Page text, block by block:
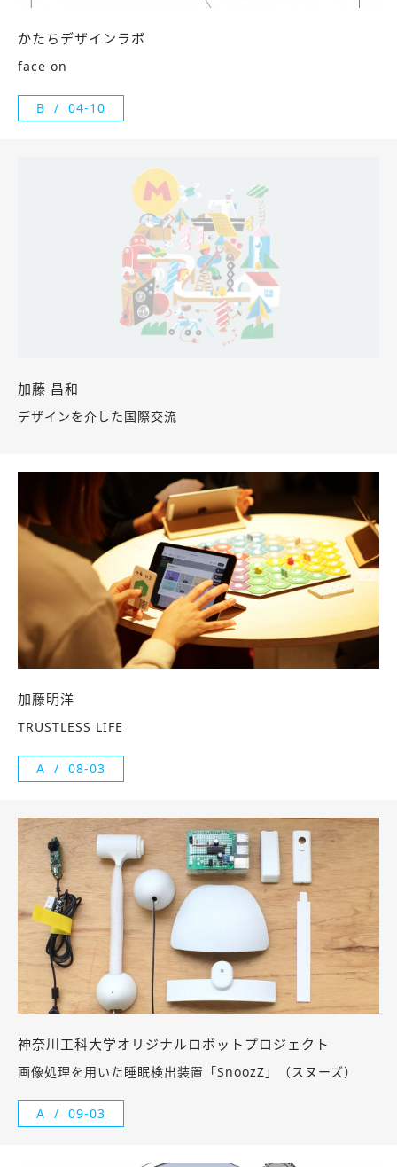
かたちデザインラボ
face on
B 04-10
加藤 昌和
デザインを介した国際交流
加藤明洋
TRUSTLESS LIFE
A 08-03
神奈川工科大学オリジナルロボットプロジェクト
画像処理を用いた睡眠検出装置「SnoozZ」（スヌーズ）
A 09-03